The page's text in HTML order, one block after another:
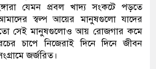
যেমন প্রবল খাদ্য সংকটে পড়তে
স্বল্প আয়ের মানুষগুলো যাদের
সেই মানুষগুলোও আয় রোজগার কমে
চাপে নিজেরাই দিনে দিনে জীবন
জর্জরিত।